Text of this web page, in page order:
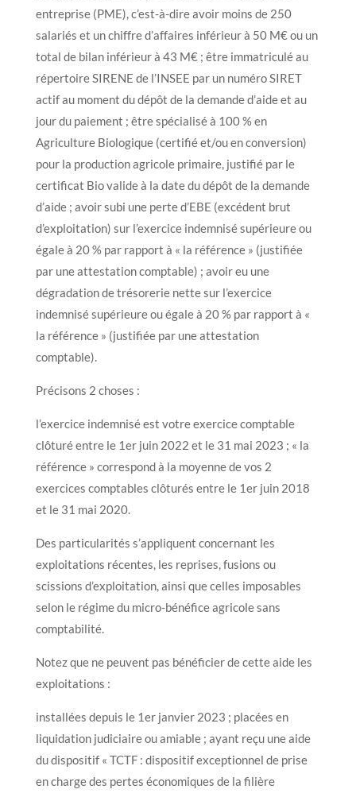
entreprise (PME), c’est-à-dire avoir moins de 250
salariés et un chiffre d’affaires inférieur à 50 M€ ou un
total de bilan inférieur à 43 M€ ; être immatriculé au
répertoire SIRENE de l’INSEE par un numéro SIRET
actif au moment du dépôt de la demande d’aide et au
jour du paiement ; être spécialisé à 100 % en
Agriculture Biologique (certifié et/ou en conversion)
pour la production agricole primaire, justifié par le
certificat Bio valide à la date du dépôt de la demande
d’aide ; avoir subi une perte d’EBE (excédent brut
d’exploitation) sur l’exercice indemnisé supérieure ou
égale à 20 % par rapport à « la référence » (justifiée
par une attestation comptable) ; avoir eu une
dégradation de trésorerie nette sur l’exercice
indemnisé supérieure ou égale à 20 % par rapport à «
la référence » (justifiée par une attestation
comptable).
Précisons 2 choses :
l’exercice indemnisé est votre exercice comptable
clôturé entre le 1er juin 2022 et le 31 mai 2023 ; « la
référence » correspond à la moyenne de vos 2
exercices comptables clôturés entre le 1er juin 2018
et le 31 mai 2020.
Des particularités s’appliquent concernant les
exploitations récentes, les reprises, fusions ou
scissions d’exploitation, ainsi que celles imposables
selon le régime du micro-bénéfice agricole sans
comptabilité.
Notez que ne peuvent pas bénéficier de cette aide les
exploitations :
installées depuis le 1er janvier 2023 ; placées en
liquidation judiciaire ou amiable ; ayant reçu une aide
du dispositif « TCTF : dispositif exceptionnel de prise
en charge des pertes économiques de la filière